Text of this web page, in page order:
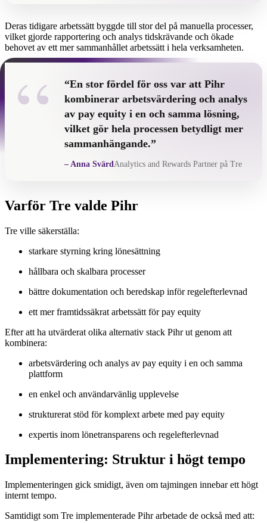
Deras tidigare arbetssätt byggde till stor del på manuella processer,
vilket gjorde rapportering och analys tidskrävande och ökade
behovet av ett mer sammanhållet arbetssätt i hela verksamheten.
“
“En stor fördel för oss var att Pihr
kombinerar arbetsvärdering och analys
av pay equity i en och samma lösning,
vilket gör hela processen betydligt mer
sammanhängande.”
– Anna SvärdAnalytics and Rewards Partner på Tre
Varför Tre valde Pihr
Tre ville säkerställa:
starkare styrning kring lönesättning
hållbara och skalbara processer
bättre dokumentation och beredskap inför regelefterlevnad
ett mer framtidssäkrat arbetssätt för pay equity
Efter att ha utvärderat olika alternativ stack Pihr ut genom att
kombinera:
arbetsvärdering och analys av pay equity i en och samma
plattform
en enkel och användarvänlig upplevelse
strukturerat stöd för komplext arbete med pay equity
expertis inom lönetransparens och regelefterlevnad
Implementering: Struktur i högt tempo
Implementeringen gick smidigt, även om tajmingen innebar ett högt
internt tempo.
Samtidigt som Tre implementerade Pihr arbetade de också med att: